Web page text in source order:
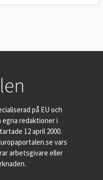
på EU och
egna redaktioner i
12 april 2000.
vars
arbetsgivare eller